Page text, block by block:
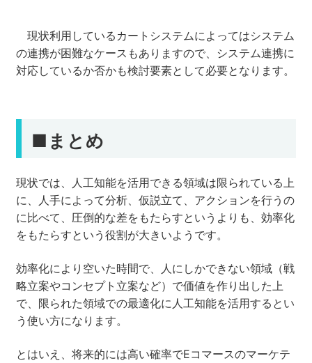
現状利用しているカートシステムによってはシステム
の連携が困難なケースもありますので、システム連携に
対応しているか否かも検討要素として必要となります。
■まとめ
現状では、人工知能を活用できる領域は限られている上
に、人手によって分析、仮説立て、アクションを行うの
に比べて、圧倒的な差をもたらすというよりも、効率化
をもたらすという役割が大きいようです。
効率化により空いた時間で、人にしかできない領域（戦
略立案やコンセプト立案など）で価値を作り出した上
で、限られた領域での最適化に人工知能を活用するとい
う使い方になります。
とはいえ、将来的には高い確率でEコマースのマーケテ